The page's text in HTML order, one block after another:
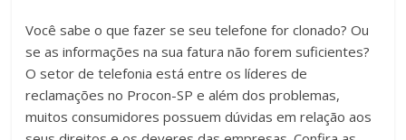
Você sabe o que fazer se seu telefone for clonado? Ou
se as informações na sua fatura não forem suficientes?
O setor de telefonia está entre os líderes de
reclamações no Procon-SP e além dos problemas,
muitos consumidores possuem dúvidas em relação aos